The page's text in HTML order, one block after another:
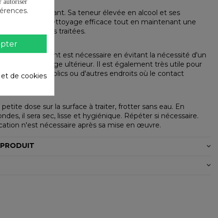
autoséchant. Sa teneur élevée en alcool et ses
assurent un nettoyage efficace tout en maintenant une
dans les zones traitées.
permanent est nécessaire en évitant la nécessité d'un
avec un séchage ultérieur. Il est également très utile pour
les espaces publics ou d'autres endroits où le contact
dose sur la surface à traiter, frotter sans eau. En
il sera sec, lisse et hygiénique. Répéter si nécessaire.
n'est nécessaire après sa mise en œuvre.
de cookies